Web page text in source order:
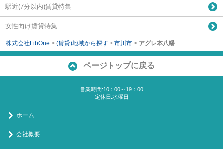
駅近(7分以内)賃貸特集
女性向け賃貸特集
株式会社LibOne > (賃貸)地域から探す > 市川市 > アグレ本八幡
ページトップに戻る
営業時間:10：00～19：00
定休日:水曜日
ホーム
会社概要